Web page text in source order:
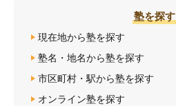
塾を探す
現在地から塾を探す
塾名・地名から塾を探す
市区町村・駅から塾を探す
オンライン塾を探す